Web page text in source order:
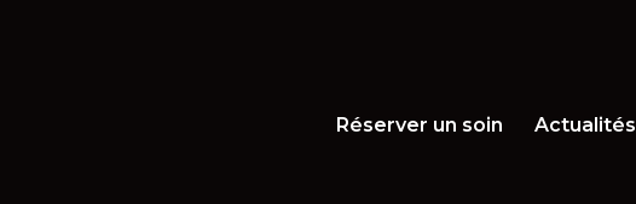
Réserver un soin Actualités